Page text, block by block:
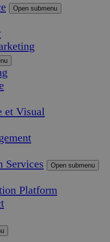
Open submenu
et Visual
Services
Open submenu
Platform